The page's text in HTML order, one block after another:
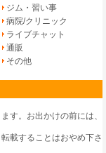
ジム・習い事
病院/クリニック
ライブチャット
通販
その他
す。お出かけの前には、
載することはおやめ下さ